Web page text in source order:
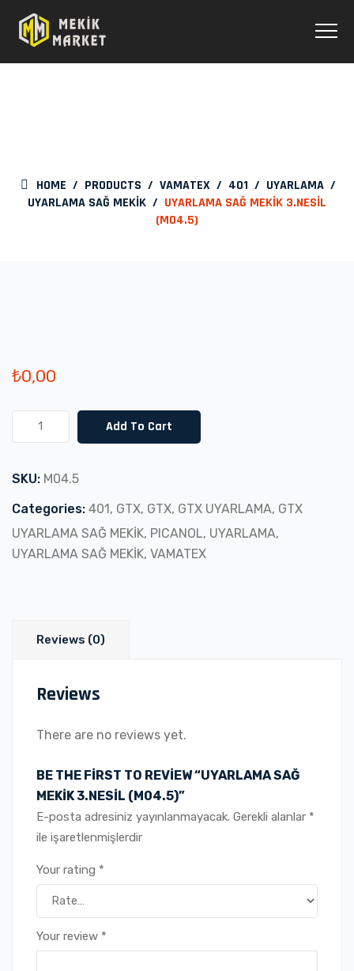
HOME / PRODUCTS / VAMATEX/ 401 / UYARLAMA/
UYARLAMA SAĞ MEKİK / UYARLAMA SAĞ MEKİK 3.NESİL
(M04.5)
₺0,00
UYARLAMA
SAĞ
3.NESİL
(M04.5)
Add To Cart
SKU: M04.5
Categories: 401, GTX, GTX, GTX UYARLAMA, GTX
UYARLAMA SAĞ MEKİK, PICANOL, UYARLAMA,
UYARLAMA SAĞ MEKİK, VAMATEX
Reviews (0)
Reviews
There are no reviews yet.
BE THE FIRST TO REVIEW “UYARLAMA SAĞ
MEKİK 3.NESİL (M04.5)”
E-posta adresiniz yayınlanmayacak. Gerekli alanlar *
ile işaretlenmişlerdir
Your rating *
Your review *